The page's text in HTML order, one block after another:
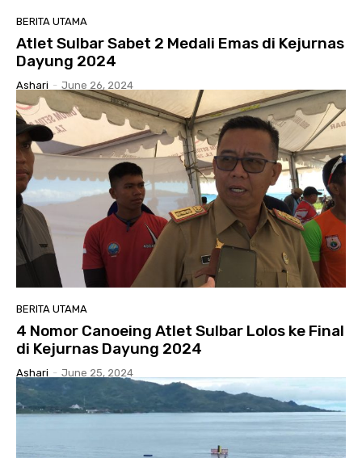
BERITA UTAMA
Atlet Sulbar Sabet 2 Medali Emas di Kejurnas
Dayung 2024
Ashari - June 26, 2024
BERITA UTAMA
4 Nomor Canoeing Atlet Sulbar Lolos ke Final
di Kejurnas Dayung 2024
Ashari - June 25, 2024